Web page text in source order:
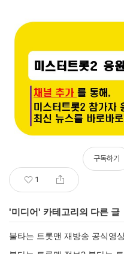
1
구독하기
'미디어' 카테고리의 다른 글
불타는 트롯맨 재방송 공식영